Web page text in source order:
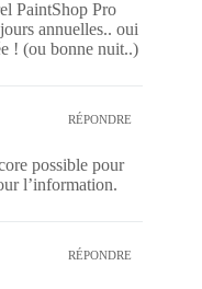
PaintShop Pro
annuelles.. oui
! (ou bonne nuit..)
RÉPONDRE
possible pour
l’information.
RÉPONDRE